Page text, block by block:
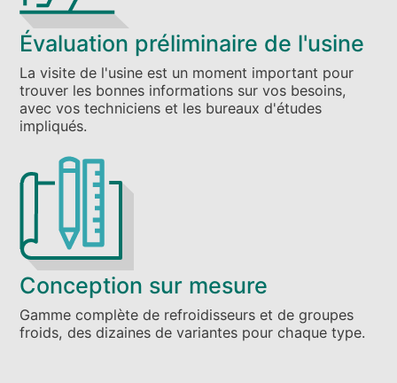
Évaluation préliminaire de l'usine
La visite de l'usine est un moment important pour
trouver les bonnes informations sur vos besoins,
avec vos techniciens et les bureaux d'études
impliqués.
Conception sur mesure
Gamme complète de refroidisseurs et de groupes
froids, des dizaines de variantes pour chaque type.